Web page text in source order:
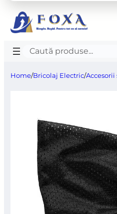
Caută
Home/Bricolaj Electric/Accesorii